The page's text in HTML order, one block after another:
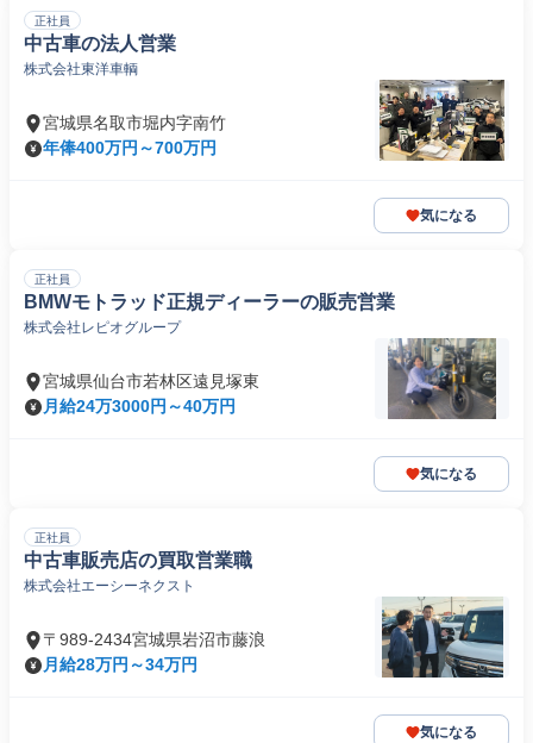
正社員
中古車の法人営業
株式会社東洋車輌
宮城県名取市堀内字南竹
年俸400万円～700万円
気になる
正社員
BMWモトラッド正規ディーラーの販売営業
株式会社レピオグループ
宮城県仙台市若林区遠見塚東
月給24万3000円～40万円
気になる
正社員
中古車販売店の買取営業職
株式会社エーシーネクスト
〒989-2434宮城県岩沼市藤浪
月給28万円～34万円
気になる